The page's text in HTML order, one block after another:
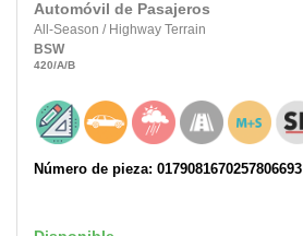
Automóvil de Pasajeros
All-Season / Highway Terrain
BSW
420/A/B
Número de pieza: 0179081670257806693